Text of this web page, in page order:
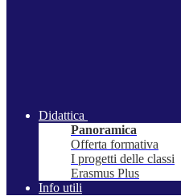
Didattica
Panoramica
Offerta formativa
I progetti delle classi
Erasmus Plus
Info utili